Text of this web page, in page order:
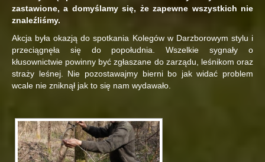
zastawione, a domyślamy się, że zapewne wszystkich nie
znaleźliśmy.
Akcja była okazją do spotkania Kolegów w Darzborowym stylu i
przeciągnęła się do popołudnia. Wszelkie sygnały o
kłusownictwie powinny być zgłaszane do zarządu, leśnikom oraz
straży leśnej. Nie pozostawajmy bierni bo jak widać problem
wcale nie zniknął jak to się nam wydawało.